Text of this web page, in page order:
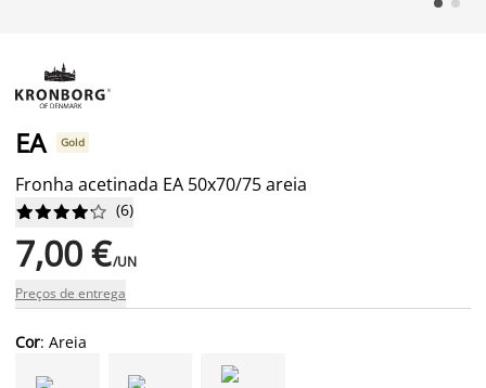
EA Gold
Fronha acetinada EA 50x70/75 areia





 (6)
7,00 €/UN
Preços de entrega
Cor: Areia